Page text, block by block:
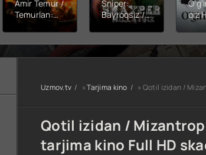
Amir Temur /
Temurlan:
Fathchining
Premyera
Netflix filmi
O'zbekcha
2026
tarjima kino
ix skachat
Sniper:
Bayroqsiz /
Snayper:
Bayroqsiz
snayper
Uzbek tilida
O'zbekcha
2026
Full HD tas-
ix skachat
qiz
Uzmov.tv »Tarjima kino » Qotil izidan /
Qotil izidan /
tarjima kino Full HD